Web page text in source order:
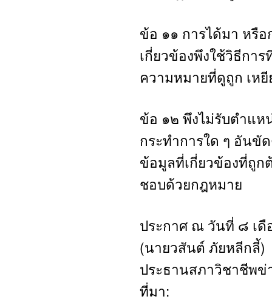
ข้อ ๑๑ การได้มา หรื
เกี่ยวข้องพึงใช้วิธีกา
ความหมายที่ดูถูก เห
ข้อ ๑๒ พึงไม่รับตำแห
กระทำการใด ๆ อันขั
ข้อมูลที่เกี่ยวข้องที่ถูก
ชอบด้วยกฎหมาย
ประกาศ ณ วันที่ ๘ เ
(นายวสันต์ ภัยหลีกลี้)
ประธานสภาวิชาชีพข่
ที่มา: